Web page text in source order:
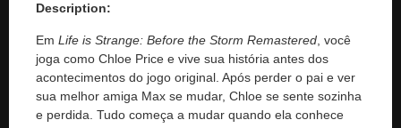
Description:
Em Life is Strange: Before the Storm Remastered , você
joga como Chloe Price e vive sua história antes dos
acontecimentos do jogo original. Após perder o pai e ver
sua melhor amiga Max se mudar, Chloe se sente sozinha
e perdida. Tudo começa a mudar quando ela conhece